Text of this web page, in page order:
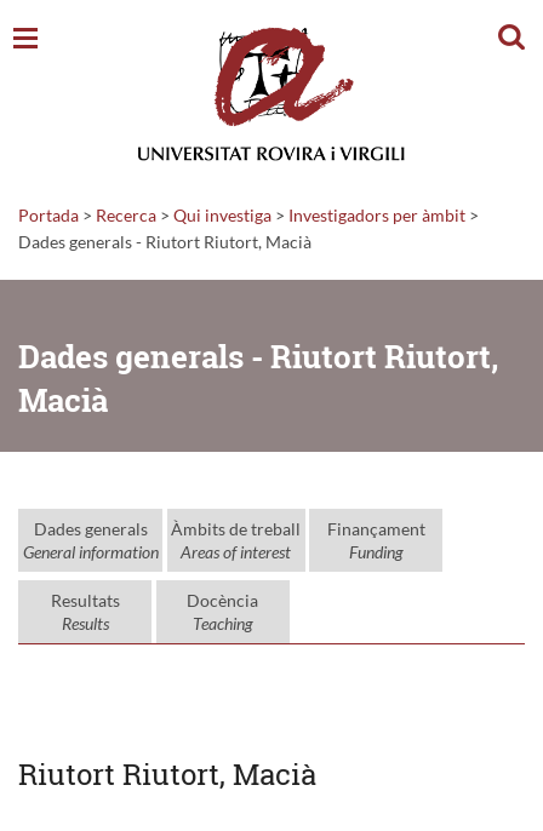
Portada > Recerca > Qui investiga > Investigadors per àmbit >
Dades generals - Riutort Riutort, Macià
Dades generals - Riutort Riutort,
Macià
Dades generals
General information
Àmbits de treball
Areas of interest
Finançament
Funding
Resultats
Results
Docència
Teaching
Riutort Riutort, Macià